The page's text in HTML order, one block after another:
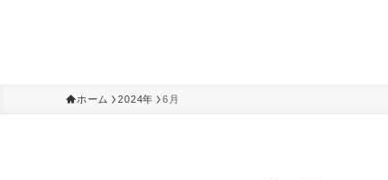
ホーム 2024年 6月